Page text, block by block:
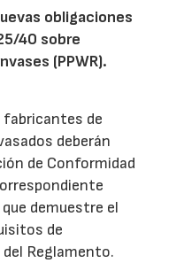
obligaciones
40 sobre
(PPWR).
fabricantes de
deberán
de Conformidad
demuestre el
de
Reglamento.